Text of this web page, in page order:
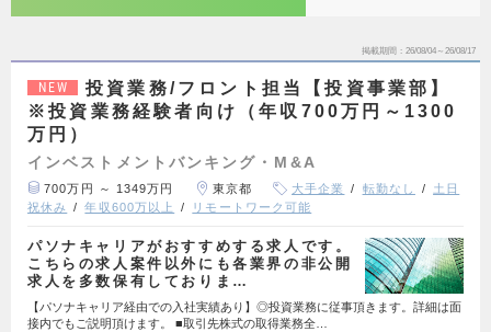
掲載期間 26/08/04～26/08/17
NEW
投資業務/フロント担当【投資事業部】
※投資業務経験者向け（年収700万円～1300
万円）
インベストメントバンキング・M&A
700万円 ～ 1349万円 東京都 大手企業 転勤なし
土日
祝休み
年収600万以上 リモートワーク可能
パソナキャリアがおすすめする求人です。
こちらの求人案件以外にも各業界の非公開
求人を多数保有しておりま…
【パソナキャリア経由での入社実績あり】◎投資業務に従事頂きます。詳細は面
接内でもご説明頂けます。 ■取引先株式の取得業務全…